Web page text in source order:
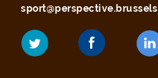
sport@perspective.brussels